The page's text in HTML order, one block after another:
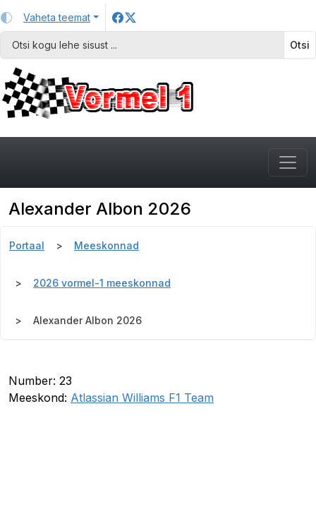
Vaheta teemat
Otsi
Alexander Albon 2026
Portaal Meeskonnad
2026 vormel-1 meeskonnad
Alexander Albon 2026
Number: 23
Meeskond: Atlassian Williams F1 Team